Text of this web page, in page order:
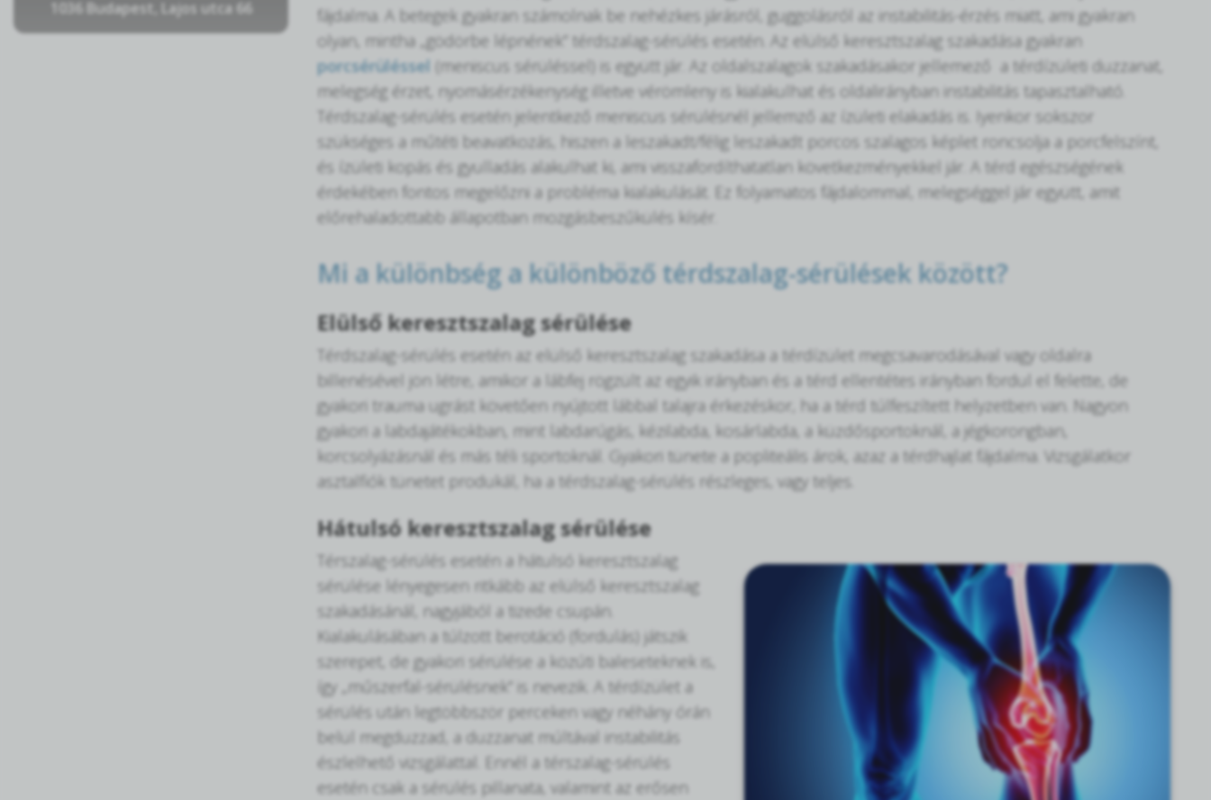
1036 Budapest, Lajos utca 66
fájdalma. A betegek gyakran számolnak be nehézkes járásról, guggolásról az instabilitás-érzés miatt, ami gyakran
olyan, mintha „gödörbe lépnének” térdszalag-sérülés esetén. Az elülső keresztszalag szakadása gyakran
porcsérüléssel (meniscus sérüléssel) is együtt jár. Az oldalszalagok szakadásakor jellemező a térdízületi duzzanat,
melegség érzet, nyomásérzékenység illetve vérömleny is kialakulhat és oldalirányban instabilitás tapasztalható.
Térdszalag-sérülés esetén jelentkező meniscus sérülésnél jellemző az ízületi elakadás is. Iyenkor sokszor
szükséges a műtéti beavatkozás, hiszen a leszakadt/félig leszakadt porcos szalagos képlet roncsolja a porcfelszínt,
és ízületi kopás és gyulladás alakulhat ki, ami visszafordíthatatlan következményekkel jár. A térd egészségének
érdekében fontos megelőzni a probléma kialakulását. Ez folyamatos fájdalommal, melegséggel jár együtt, amit
előrehaladottabb állapotban mozgásbeszűkülés kísér.
Mi a különbség a különböző térdszalag-sérülések között?
Elülső keresztszalag sérülése
Térdszalag-sérülés esetén az elülső keresztszalag szakadása a térdízület megcsavarodásával vagy oldalra
billenésével jön létre, amikor a lábfej rögzült az egyik irányban és a térd ellentétes irányban fordul el felette, de
gyakori trauma ugrást követően nyújtott lábbal talajra érkezéskor, ha a térd túlfeszített helyzetben van. Nagyon
gyakori a labdajátékokban, mint labdarúgás, kézilabda, kosárlabda, a küzdősportoknál, a jégkorongban,
korcsolyázásnál és más téli sportoknál. Gyakori tünete a popliteális árok, azaz a térdhajlat fájdalma. Vizsgálatkor
asztalfiók tünetet produkál, ha a térdszalag-sérülés részleges, vagy teljes.
Hátulsó keresztszalag sérülése
Térszalag-sérülés esetén a hátulsó keresztszalag
sérülése lényegesen ritkább az elülső keresztszalag
szakadásánál, nagyjából a tizede csupán.
Kialakulásában a túlzott berotáció (fordulás) játszik
szerepet, de gyakori sérülése a közúti baleseteknek is,
így „műszerfal-sérülésnek” is nevezik. A térdízület a
sérülés után legtöbbször perceken vagy néhány órán
belül megduzzad, a duzzanat múltával instabilitás
észlelhető vizsgálattal. Ennél a térszalag-sérülés
esetén csak a sérülés pillanata, valamint az erősen